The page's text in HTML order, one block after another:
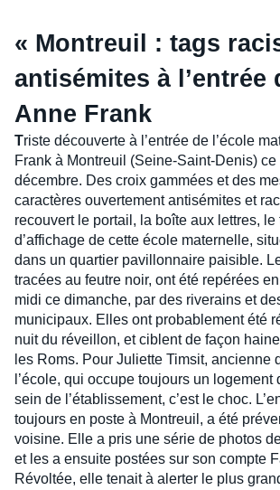
« Montreuil : tags
antisémites à l’entrée
Anne Frank
Triste découverte à l’entrée de l’école
Frank à Montreuil (Seine-Saint-Denis)
décembre. Des croix gammées et des
caractères ouvertement antisémites et
recouvert le portail, la boîte aux lettres, le
d’affichage de cette école maternelle,
dans un quartier pavillonnaire paisible.
tracées au feutre noir, ont été repérées
midi ce dimanche, par des riverains et
municipaux. Elles ont probablement été
nuit du réveillon, et ciblent de façon
les Roms. Pour Juliette Timsit, ancienne
l’école, qui occupe toujours un logement
sein de l’établissement, c’est le choc.
toujours en poste à Montreuil, a été
voisine. Elle a pris une série de photos
et les a ensuite postées sur son compte
Révoltée, elle tenait à alerter le plus